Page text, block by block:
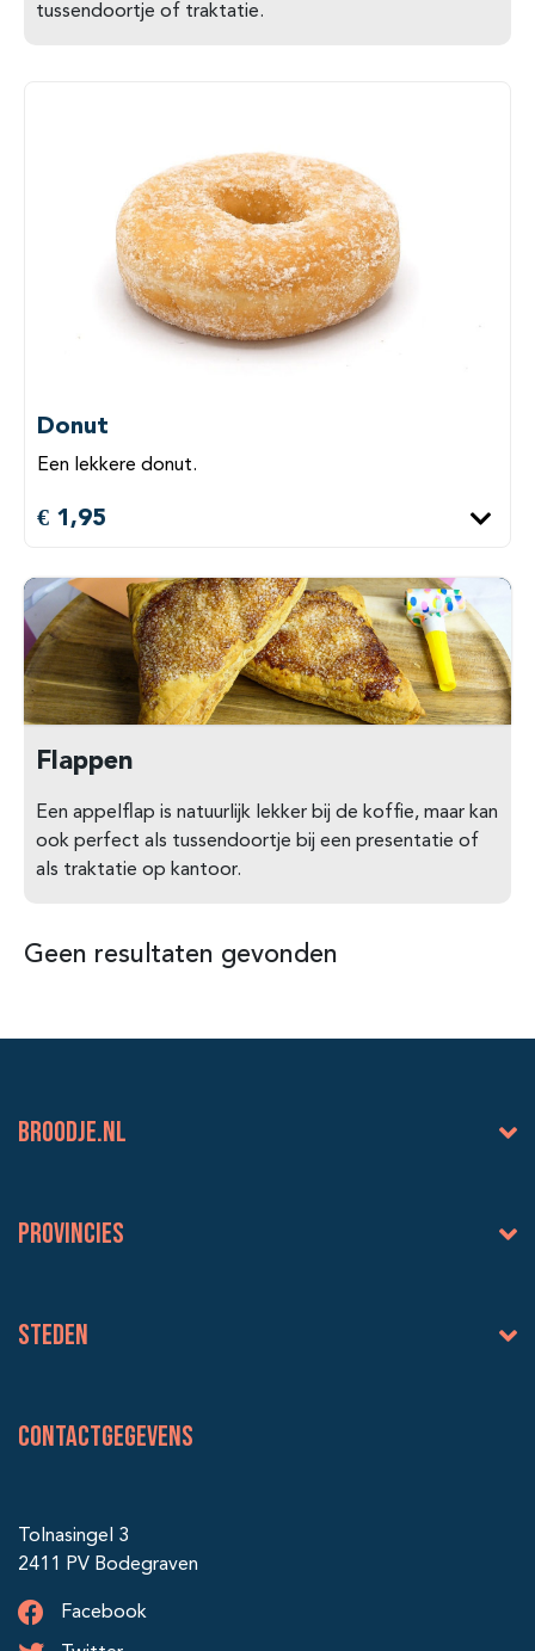
tussendoortje of traktatie.
Donut
Een lekkere donut.
€ 1,95
Flappen
Een appelflap is natuurlijk lekker bij de koffie, maar kan
ook perfect als tussendoortje bij een presentatie of
als traktatie op kantoor.
Geen resultaten gevonden
BROODJE.NL
Provincies
Steden
Contactgegevens
Tolnasingel 3
2411 PV Bodegraven
Facebook